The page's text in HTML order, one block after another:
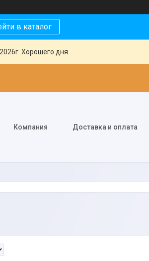
в каталог
Хорошего дня.
Компания Доставка и оплата